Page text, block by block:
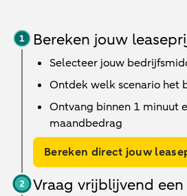
Bereken jouw
Selecteer jouw
Ontdek welk scenario het
Ontvang binnen 1 minuut
maandbedrag
Bereken direct jouw
Vraag vrijblijvend